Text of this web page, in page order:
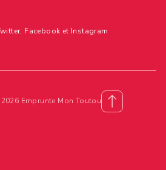
Facebook et Instagram
Emprunte Mon Toutou